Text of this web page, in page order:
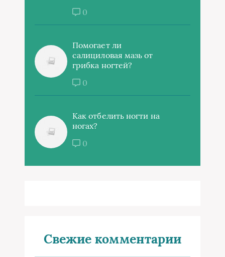
0
Помогает ли
салициловая мазь от
грибка ногтей?
0
Как отбелить ногти на
ногах?
0
Свежие комментарии